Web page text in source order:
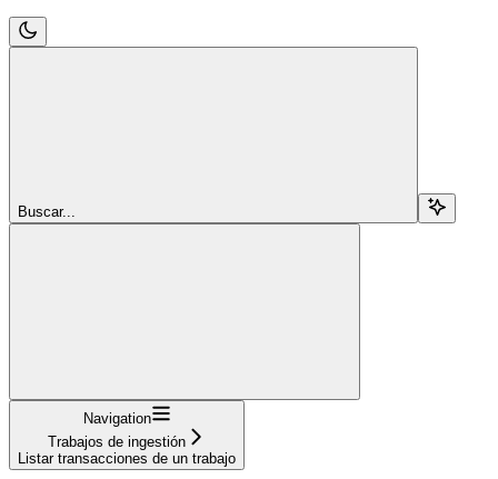
Buscar...
Navigation
Trabajos de ingestión
Listar transacciones de un trabajo